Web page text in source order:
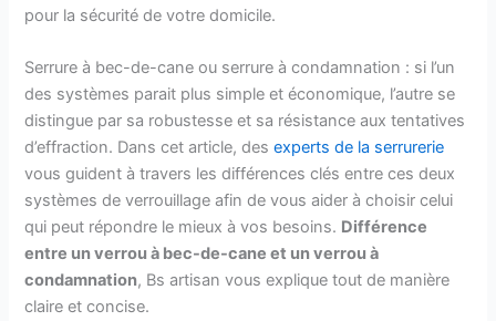
pour la sécurité de votre domicile.
Serrure à bec-de-cane ou serrure à condamnation : si l’un
des systèmes parait plus simple et économique, l’autre se
distingue par sa robustesse et sa résistance aux tentatives
d’effraction. Dans cet article, desexperts de la serrurerie
vous guident à travers les différences clés entre ces deux
systèmes de verrouillage afin de vous aider à choisir celui
qui peut répondre le mieux à vos besoins. Différence
entre un verrou à bec-de-cane et un verrou à
condamnation, Bs artisan vous explique tout de manière
claire et concise.